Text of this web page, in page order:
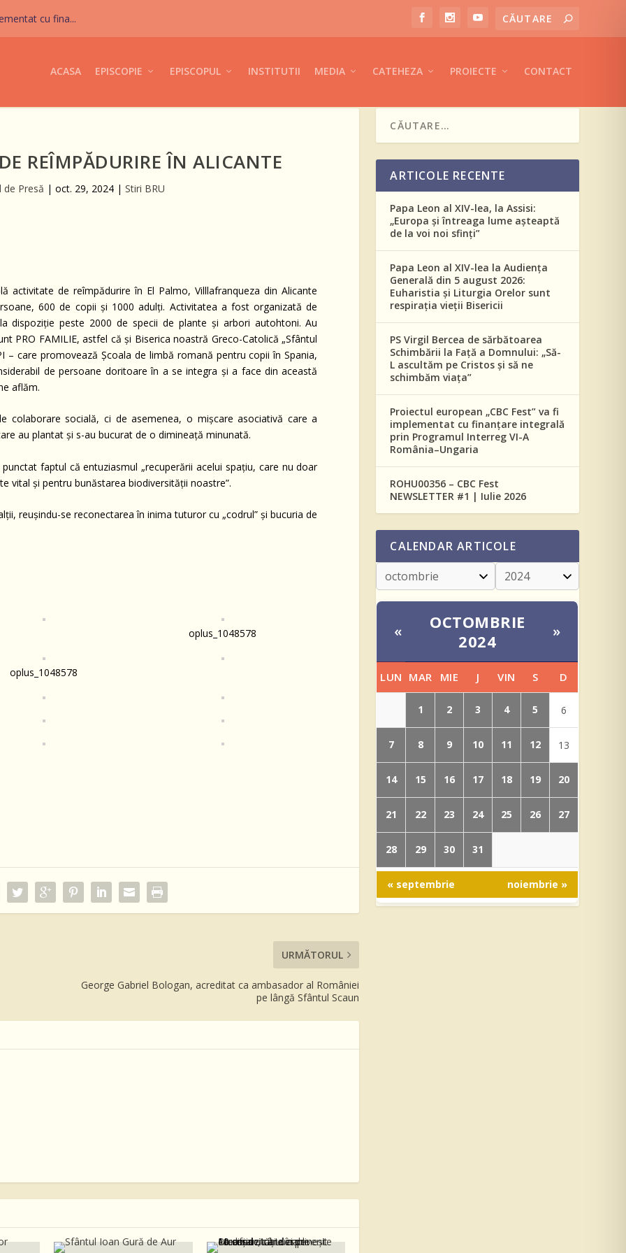
cu fina...
ACASA EPISCOPIE EPISCOPUL INSTITUTII MEDIA CATEHEZA PROIECTE CONTACT
REÎMPĂDURIRE ÎN ALICANTE
de Presă |oct. 29, 2024 |Stiri BRU
de reîmpădurire în El Palmo, Villlafranqueza din Alicante
600 de copii și 1000 adulți. Activitatea a fost organizată de
dispoziție peste 2000 de specii de plante și arbori autohtoni. Au
PRO FAMILIE, astfel că și Biserica noastră Greco-Catolică „Sfântul
– care promovează Școala de limbă romană pentru copii în Spania,
de persoane doritoare în a se integra și a face din această
aflăm.
colaborare socială, ci de asemenea, o mișcare asociativă care a
au plantat și s-au bucurat de o dimineață minunată.
faptul că entuziasmul „recuperării acelui spațiu, care nu doar
vital și pentru bunăstarea biodiversității noastre”.
reușindu-se reconectarea în inima tuturor cu „codrul” și bucuria de
oplus_1048578
oplus_1048578
URMĂTORUL
George Gabriel Bologan, acreditat ca ambasador al României
pe lângă Sfântul Scaun
ARTICOLE RECENTE
Papa Leon al XIV-lea, la Assisi:
„Europa și întreaga lume așteaptă
de la voi noi sfinți”
Papa Leon al XIV-lea la Audiența
Generală din 5 august 2026:
Euharistia și Liturgia Orelor sunt
respirația vieții Bisericii
PS Virgil Bercea de sărbătoarea
Schimbării la Față a Domnului: „Să-
L ascultăm pe Cristos și să ne
schimbăm viața”
Proiectul european „CBC Fest” va fi
implementat cu finanțare integrală
prin Programul Interreg VI-A
România–Ungaria
ROHU00356 – CBC Fest
NEWSLETTER #1 | Iulie 2026
CALENDAR ARTICOLE
«
OCTOMBRIE
2024
»
LUN MAR MIE J VIN S D
1 2 3 4 5 6
7 8 9 10 11 12 13
14 15 16 17 18 19 20
21 22 23 24 25 26 27
28 29 30 31
« septembrie noiembrie »